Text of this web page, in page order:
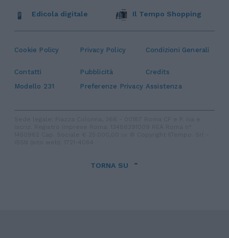
Cookie Policy Privacy Policy Condizioni Generali
Contatti Pubblicità
Credits
Modello 231
Preferenze Privacy Assistenza
Edicola digitale Il Tempo Shopping
TORNA SU